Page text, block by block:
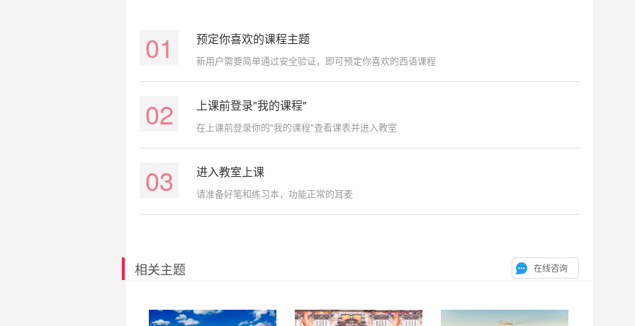
01 预定你喜欢的课程主题
新用户需要简单通过安全验证，即可预定你喜欢的西语课程
02 上课前登录"我的课程"
在上课前登录你的"我的课程"查看课表并进入教室
03 进入教室上课
请准备好笔和练习本，功能正常的耳麦
相关主题 在线咨询